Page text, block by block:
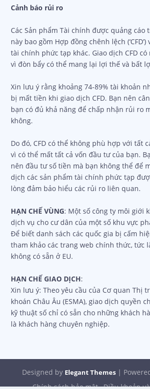
Cảnh báo rủi ro
Các Sản phẩm Tài chính được quảng cáo
này bao gồm Hợp đồng chênh lệch
tài chính phức tạp khác. Giao dịch CFD
vì đòn bẩy có thể mang lại lợi thế và bất
Xin lưu ý rằng khoảng 74-89% tài khoản
bị mất tiền khi giao dịch CFD. Bạn nên
bạn có đủ khả năng để chấp nhận rủi ro
không.
Do đó, CFD có thể không phù hợp với tất
vì có thể mất tất cả vốn đầu tư của bạn.
nên đầu tư số tiền mà bạn không thể để
dịch các sản phẩm tài chính phức tạp
lòng đảm bảo hiểu các rủi ro liên quan.
HẠN CHẾ VÙNG: Một số công ty môi giới
dịch vụ cho cư dân của một số khu vực
Để biết danh sách các quốc gia bị cấm
tham khảo các trang web chính thức, tức
không có sẵn ở EU.
HẠN CHẾ GIAO DỊCH:
Xin lưu ý: Theo yêu cầu của Cơ quan Thị
khoán Châu Âu (ESMA), giao dịch quyền
kỹ thuật số chỉ có sẵn cho những khách
là khách hàng chuyên nghiệp.
Designed by Elegant Themes |
Chính sách bảo mật Điều khoản